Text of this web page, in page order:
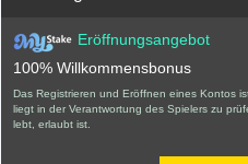
Eröffnungsangebot
100% Willkommensbonus
Das Registrieren und Eröffnen eines Kontos
liegt in der Verantwortung des Spielers zu
lebt, erlaubt ist.